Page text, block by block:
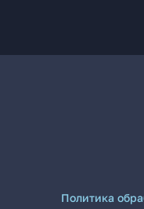
Политика